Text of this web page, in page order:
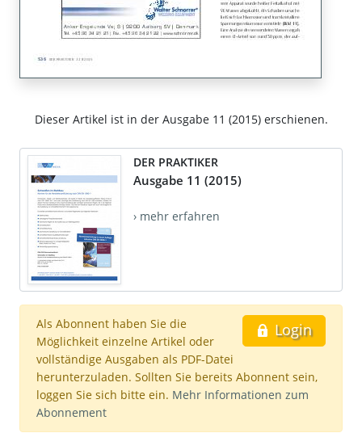
Dieser Artikel ist in der Ausgabe 11 (2015) erschienen.
DER PRAKTIKER
Ausgabe 11 (2015)
› mehr erfahren
Login
Als Abonnent haben Sie die
Möglichkeit einzelne Artikel oder
vollständige Ausgaben als PDF-Datei
herunterzuladen. Sollten Sie bereits Abonnent sein,
loggen Sie sich bitte ein. Mehr Informationen zum
Abonnement